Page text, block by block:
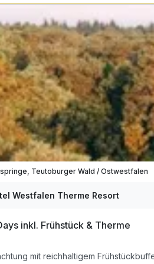
bis Dezember
zum hauseigenen Wellnessbereich
& Saunalandschaft
Teutoburger Wald / Ostwestfalen
Westfalen Therme Resort
inkl. Frühstück & Therme
mit reichhaltigem